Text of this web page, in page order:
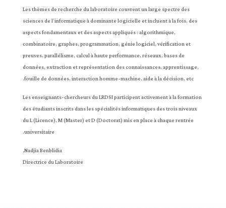
Les thèmes de recherche du laboratoire couvrent un large spectre des
sciences de l’informatique à dominante logicielle et incluent à la fois, des
aspects fondamentaux et des aspects appliqués : algorithmique,
combinatoire, graphes, programmation, génie logiciel, vérification et
preuves, parallélisme, calcul à haute performance, réseaux, bases de
données, extraction et représentation des connaissances, apprentissage,
fouille de données, interaction homme-machine, aide à la décision, etc.
Les enseignants-chercheurs du LRDSI participent activement à la formation
des étudiants inscrits dans les spécialités informatiques des trois niveaux
du L (Licence), M (Master) et D (Doctorat) mis en place à chaque rentrée
universitaire.
Nadjia Benblidia,
Directrice du Laboratoire